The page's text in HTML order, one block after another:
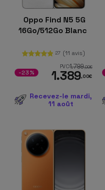
Oppo Find N5 5G
16Go/512Go Blanc
27 (11 avis)
PVC1.799,00€
1.389,00€
-23%
Recevez-le mardi,
11 août